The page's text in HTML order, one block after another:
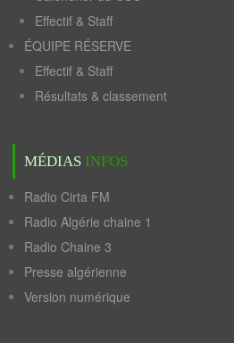
Effectif & Staff
ÉQUIPE RÉSERVE
Effectif & Staff
Résultats & classement
MÉDIAS INFOS
Radio Cirta FM
Radio Algérie chaine 1
Radio Chaine 3
Presse algérienne
Version numérique